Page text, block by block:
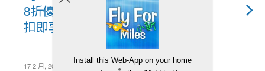
8折優惠碼 + 高達HK$200「一
扣即享」回贈！
17 2 月, 2022
Install this Web-App on your home